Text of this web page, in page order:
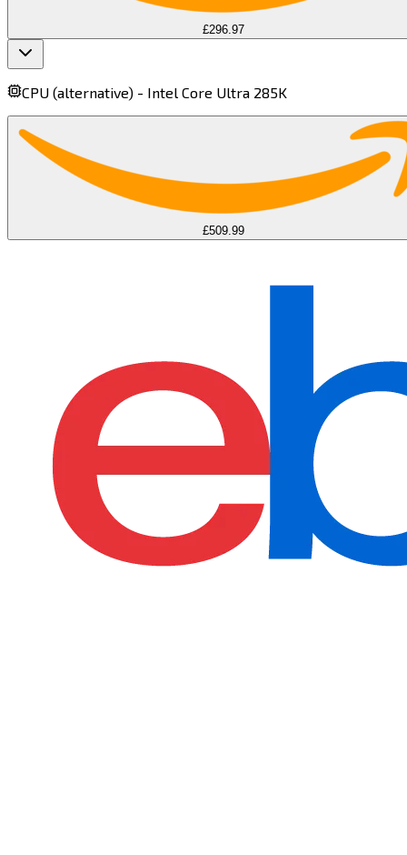
£296.97
find more on cpus.gg
CPU (alternative) - Intel Core Ultra 285K​​​​‌ ‍ ​‍​‍‌‍ ‌ ​‍‌‍‍‌‌‍‌ ‌‍‍‌‌‍ ‍​‍​‍​ ‍‍​‍​‍‌ ​ ‌‍​‌‌‍ ‍‌‍‍‌‌ ‌​‌ ‍‌​‍ ‍‌‍‍‌‌‍ ​‍​‍​‍ ​​‍​‍‌‍‍​‌ ​‍‌‍‌‌‌‍‌‍​‍​‍​ ‍‍​‍​‍​‍ ‌‍​‌‌‍‌​‌‍ ‌‌‍‍‌‌‍ ‍​‍ ‌‍‍‌‌‍ ‍‌ ‌​‌‍‌‌‌‍ ‍‌ ‌​​‍ ‌‍‌‌‌‍‌​‌‍‍‌‌ ‌​​‍ ‌‍ ‌‌‍ ‌‍‌​‌‍‌‌​ ‌‌ ​​‌ ​‍‌‍‌‌‌ ​ ‌‍‌‌‌‍ ‍‌ ‌​‌‍​‌‌ ‌​‌‍‍‌‌‍ ‌‍ ‍​ ‍ ‌‍‍‌‌‍‌​​ ‌​ ‌ ​ ​‌​ ‌‌​ ​ ​ ‍‌​ ‌ ​ ​‌​ ‌‍​‍ ‌‌‍​ ​ ‍​‌‍‌‍​ ‌ ​‍ ‌​ ‌​​ ​‌‌‍​ ​ ​ ​‍ ‌‌‍​‍​ ‍​​ ​​​ ​‍​‍ ‌‌‍​ ​ ​ ‌‍​‍​ ‌ ‌‍​ ​ ‍‌‌‍‌​‌‍​‍​ ‍‌​ ​‌​ ‌‍‌‍​ ​ ‍ ‌ ‌​‌ ‍‌‌ ​​‌‍‌‌​ ‌‌‍​ ‌ ​​‌ ‌‌​ ‍ ‌ ​​‌‍​‌‌ ‌​‌‍‍​​ ‌‌‍ ‍‌‍​‌‌‍ ‌‌‍‌‌​ ‌‍​‍‌‍​‌‌ ​ ‌‍‌‌‌‌‌‌‌ ​‍‌‍ ​​ ‌​‍‌‌​ ​‍‌​‌‍‌‍​‌‌‍‌​‌‍ ‌‌‍‍‌‌‍ ‍​‍‌‍‌‍‍‌‌‍‌​​ ‌​ ‌ ​ ​‌​ ‌‌​ ​ ​ ‍‌​ ‌ ​ ​‌​ ‌‍​‍ ‌‌‍​ ​ ‍​‌‍‌‍​ ‌ ​‍ ‌​ ‌​​ ​‌‌‍​ ​ ​ ​‍ ‌‌‍​‍​ ‍​​ ​​​ ​‍​‍ ‌‌‍​ ​ ​ ‌‍​‍​ ‌ ‌‍​ ​ ‍‌‌‍‌​‌‍​‍​ ‍‌​ ​‌​ ‌‍‌‍​ ​‍‌‍‌ ‌​‌ ‍‌‌ ​​‌‍‌‌​ ‌‌‍​ ‌ ​​‌ ‌‌​‍‌‍‌ ​​‌‍​‌‌ ‌​‌‍‍​​ ‌‌‍ ‍‌‍​‌‌‍ ‌‌‍‌‌​‍‌‍‌ ​​‌‍‌‌‌ ​‍‌ ​ ‌ ​​‌‍‌‌‌‍​ ‌ ‌​‌‍‍‌‌ ‌‍‌‍‌‌​ ‌‌ ​​‌ ‌‌‌‍​‍‌‍ ​‌‍‍‌‌ ​ ‌‍‍​‌‍‌‌‌‍‌​​‍​‍‌ ‌
£509.99